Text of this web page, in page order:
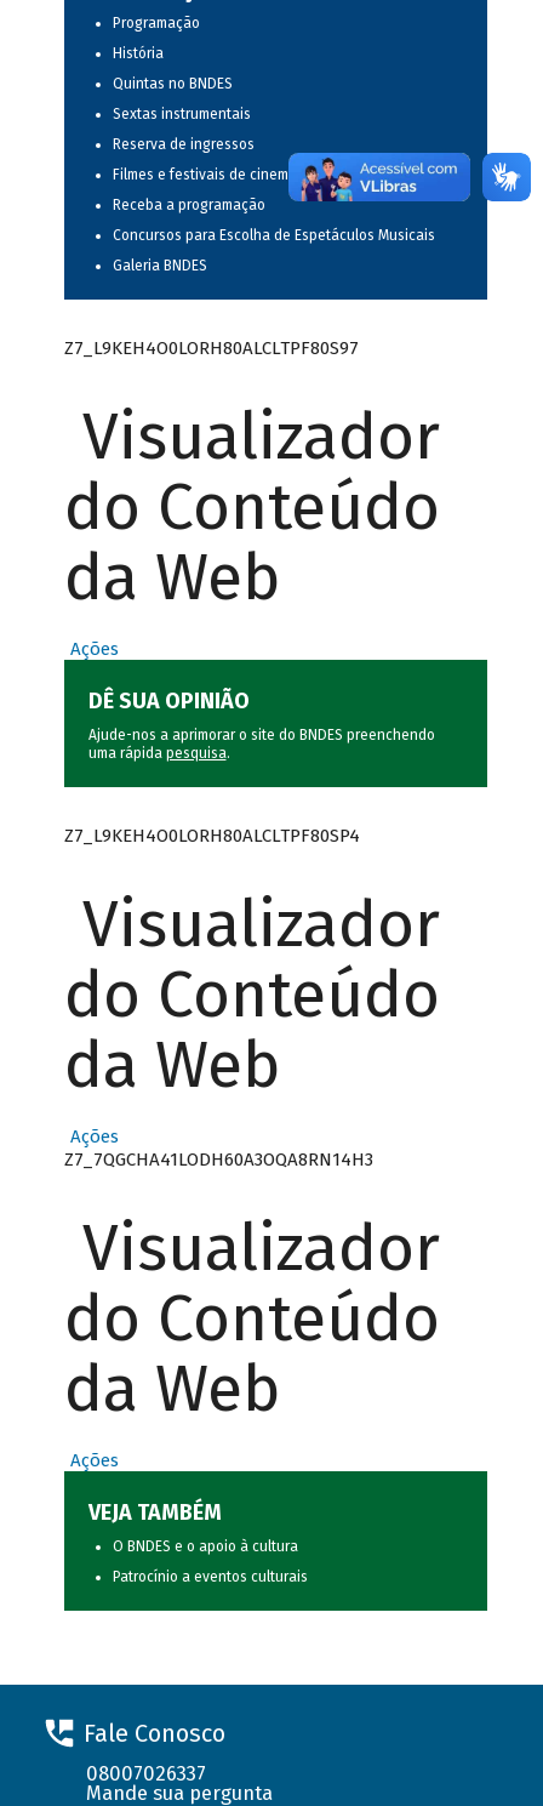
Programação
História
Quintas no BNDES
Sextas instrumentais
Reserva de ingressos
Filmes e festivais de cinema
Receba a programação
Concursos para Escolha de Espetáculos Musicais
Galeria BNDES
Z7_L9KEH4O0LORH80ALCLTPF80S97
Visualizador
do Conteúdo
da Web
Ações
DÊ SUA OPINIÃO
Ajude-nos a aprimorar o site do BNDES preenchendo
uma rápida pesquisa.
Z7_L9KEH4O0LORH80ALCLTPF80SP4
Visualizador
do Conteúdo
da Web
Ações
Z7_7QGCHA41LODH60A3OQA8RN14H3
Visualizador
do Conteúdo
da Web
Ações
VEJA TAMBÉM
O BNDES e o apoio à cultura
Patrocínio a eventos culturais
Fale Conosco
08007026337
Mande sua pergunta